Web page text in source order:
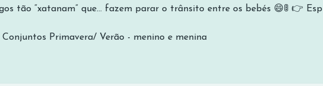
tão “xatanam” que… fazem parar o trânsito entre os bebés 😄🚦 👉
Conjuntos Primavera/ Verão - menino e menina